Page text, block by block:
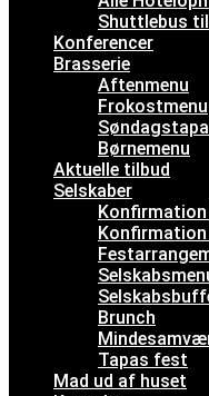
Shuttlebus
Konferencer
Brasserie
Aftenmenu
Frokostmenu
Børnemenu
Aktuelle tilbud
Selskaber
Brunch
Tapas fest
Mad ud af huset